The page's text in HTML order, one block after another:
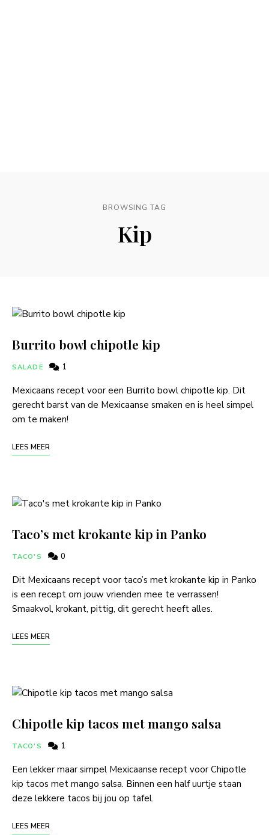
BROWSING TAG
Kip
Burrito bowl chipotle kip
SALADE 1
Mexicaans recept voor een Burrito bowl chipotle kip. Dit
gerecht barst van de Mexicaanse smaken en is heel simpel
om te maken!
LEES MEER
Taco’s met krokante kip in Panko
TACO'S 0
Dit Mexicaans recept voor taco’s met krokante kip in Panko
is een recept om jouw vrienden mee te verrassen!
Smaakvol, krokant, pittig, dit gerecht heeft alles.
LEES MEER
Chipotle kip tacos met mango salsa
TACO'S 1
Een lekker maar simpel Mexicaanse recept voor Chipotle
kip tacos met mango salsa. Binnen een half uurtje staan
deze lekkere tacos bij jou op tafel.
LEES MEER